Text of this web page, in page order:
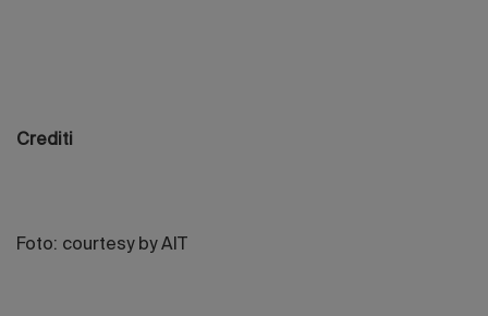
Crediti
Foto: courtesy by AIT